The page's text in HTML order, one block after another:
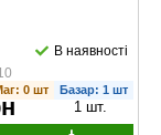
В наявності
0 шт Базар: 1 шт
1 шт.